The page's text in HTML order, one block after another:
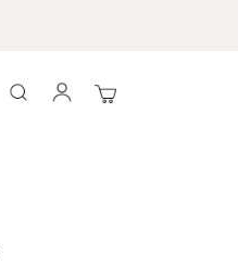
Search
Meu Carrinho